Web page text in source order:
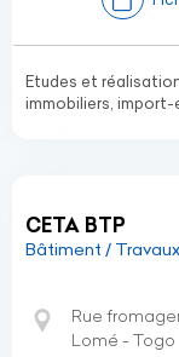
Etudes et
immobiliers,
CETA BTP
Bâtiment /
Rue
Lomé - Togo